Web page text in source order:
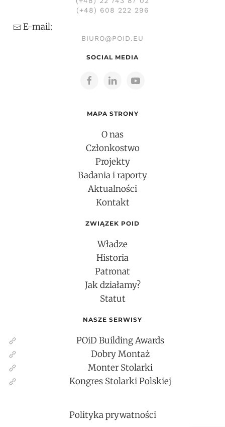
(+48) 608 222 296
E-mail:
BIURO@POID.EU
SOCIAL MEDIA
MAPA STRONY
O nas
Członkostwo
Projekty
Badania i raporty
Aktualności
Kontakt
ZWIĄZEK POID
Władze
Historia
Patronat
Jak działamy?
Statut
NASZE SERWISY
POiD Building Awards
Dobry Montaż
Monter Stolarki
Kongres Stolarki Polskiej
Polityka prywatności